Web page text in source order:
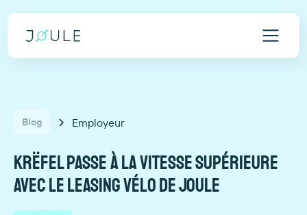
Blog Employeur
Krëfel passe à la vitesse supérieure
avec le leasing vélo de Joule